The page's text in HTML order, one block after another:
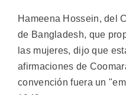
Hameena Hossein, del
de Bangladesh, que
las mujeres, dijo que
afirmaciones de
convención fuera un